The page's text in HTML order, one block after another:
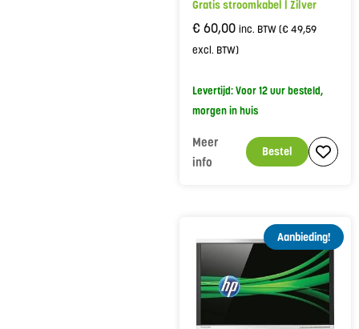
Gratis stroomkabel | Zilver
€ 60,00 inc. BTW (€49,59
excl. BTW)
Levertijd: Voor 12 uur besteld,
morgen in huis
Bestel
Meer
info
Aanbieding!